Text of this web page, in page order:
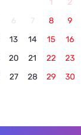
1
2
6 7 8
9
13 14 15
16
20 21 22
23
27 28 29
30
скидками
в Феодосии:
номера с